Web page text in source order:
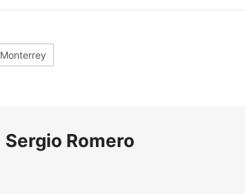
Monterrey
Sergio Romero